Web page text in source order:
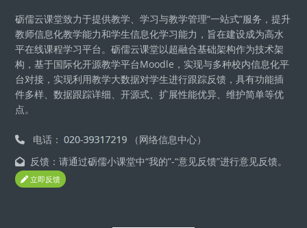
砺儒云课堂致力于提供教学、学习与教学管理“一站式”服务，提升
教师信息化教学能力和学生信息化学习能力，旨在建设成为高水
平在线课程学习平台。砺儒云课堂以超融合基础架构作为技术架
构，基于国际化开源教学平台Moodle，实现与多种校内信息化平
台对接，实现利用教学大数据对学生进行跟踪反馈，具有功能插
件多样、数据跟踪详细、开源式、扩展性能优异、维护简单等优
点。
电话：
（网络信息中心）
反馈：请通过砺儒小课堂中“我的”-“意见反馈”进行意见反馈。
立即反馈